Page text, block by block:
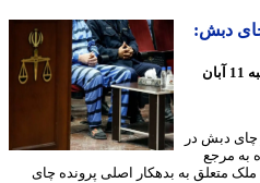
دبش:
9 ماه پیش - یکشنبه 11 آبان
دبش در
مرجع
به بدهکار اصلی پرونده چای